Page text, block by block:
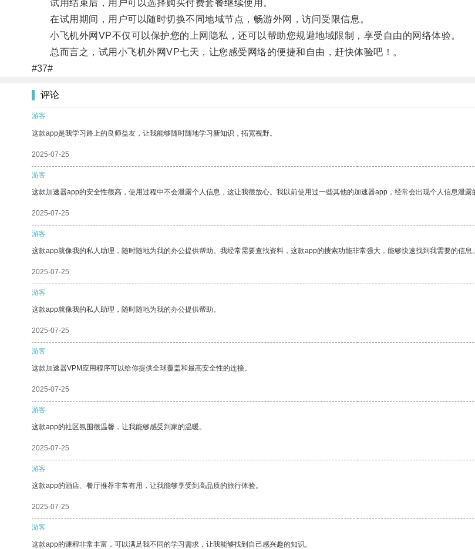
试用结束后，用户可以选择购买付费套餐继续使用。
在试用期间，用户可以随时切换不同地域节点，畅游外网，访问受限信息。
小飞机外网VP不仅可以保护您的上网隐私，还可以帮助您规避地域限制，享受自由的网络体验。
总而言之，试用小飞机外网VP七天，让您感受网络的便捷和自由，赶快体验吧！。
#37#
评论
游客
这款app是我学习路上的良师益友，让我能够随时随地学习新知识，拓宽视野。
2025-07-25
游客
这款加速器app的安全性很高，使用过程中不会泄露个人信息，这让我很放心。我以前使用过一些其他的加速器app，经常会出现个人信息泄露
2025-07-25
游客
这款app就像我的私人助理，随时随地为我的办公提供帮助。我经常需要查找资料，这款app的搜索功能非常强大，能够快速找到我需要的信息。
2025-07-25
游客
这款app就像我的私人助理，随时随地为我的办公提供帮助。
2025-07-25
游客
这款加速器VPM应用程序可以给你提供全球覆盖和最高安全性的连接。
2025-07-25
游客
这款app的社区氛围很温馨，让我能够感受到家的温暖。
2025-07-25
游客
这款app的酒店、餐厅推荐非常有用，让我能够享受到高品质的旅行体验。
2025-07-25
游客
这款app的课程非常丰富，可以满足我不同的学习需求，让我能够找到自己感兴趣的知识。